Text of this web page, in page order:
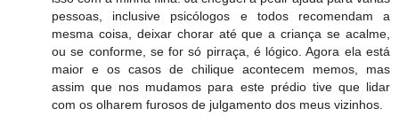
pessoas, inclusive psicólogos e todos recomendam a
mesma coisa, deixar chorar até que a criança se acalme,
ou se conforme, se for só pirraça, é lógico. Agora ela está
maior e os casos de chilique acontecem memos, mas
assim que nos mudamos para este prédio tive que lidar
com os olharem furosos de julgamento dos meus vizinhos.